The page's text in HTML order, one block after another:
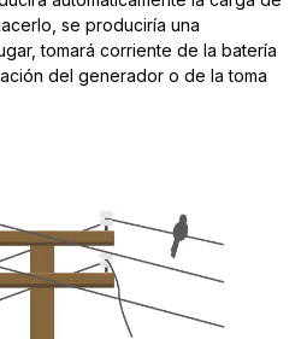
se produciría una
tomará corriente de la batería
del generador o de la toma